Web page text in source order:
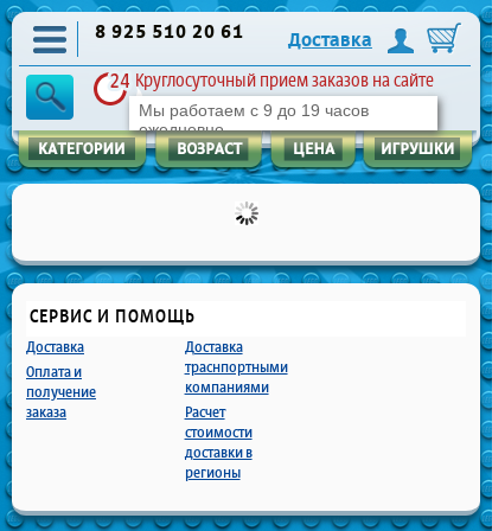
8 925 510 20 61
Доставка
Круглосуточный прием заказов на сайте
Мы работаем с 9 до 19 часов
ежедневно
СЕРВИС И ПОМОЩЬ
Доставка
Оплата и
получение
заказа
Доставка
траснпортными
компаниями
Расчет
стоимости
доставки в
регионы